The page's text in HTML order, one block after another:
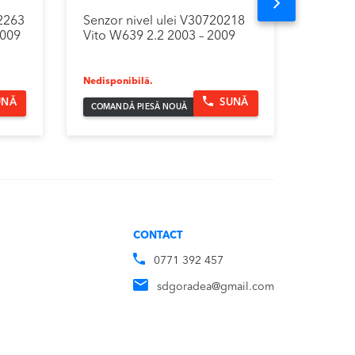
Senzor nivel ulei V30720218
Vito W639 2.2 2003 – 2009
Nedisponibilă.
COMANDĂ PIESĂ NOUĂ SUNĂ
CONTACT
0771 392 457
sdgoradea@gmail.com